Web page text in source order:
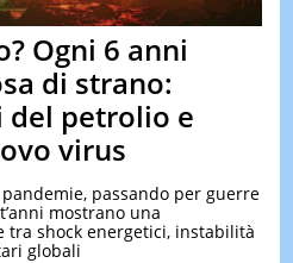
&
TEST
DI
Ogni 6 anni
di strano:
del petrolio e
virus
passando per guerre
mostrano una
tra shock energetici, instabilità
globali